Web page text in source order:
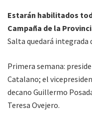
Estarán habilitados
Campaña de la
Salta quedará integrada
Primera semana:
Catalano; el
decano Guillermo
Teresa Ovejero.